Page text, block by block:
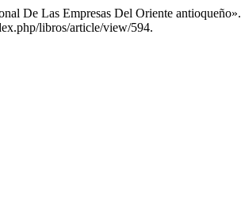
De Las Empresas Del Oriente antioqueño».
libros/article/view/594.